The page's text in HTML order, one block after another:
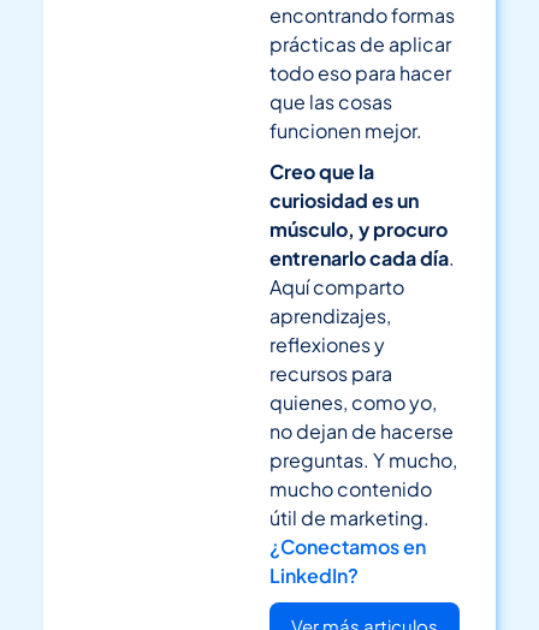
encontrando formas
prácticas de aplicar
todo eso para hacer
que las cosas
funcionen mejor.
Creo que la
curiosidad es un
músculo, y procuro
entrenarlo cada día.
Aquí comparto
aprendizajes,
reflexiones y
recursos para
quienes, como yo,
no dejan de hacerse
preguntas. Y mucho,
mucho contenido
útil de marketing.
¿Conectamos en
LinkedIn?
Ver más articulos